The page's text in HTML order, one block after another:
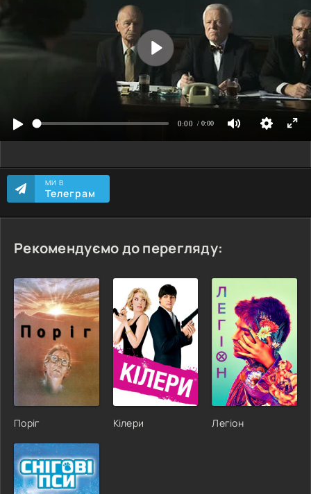
МИ В
Телеграм
Рекомендуємо до перегляду:
Поріг Кілери Легіон